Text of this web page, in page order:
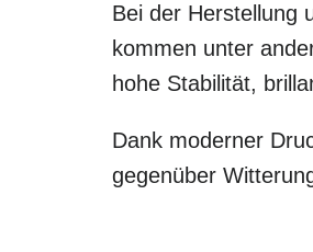
Bei der Herstellung
kommen unter
hohe Stabilität,
Dank moderner
gegenüber